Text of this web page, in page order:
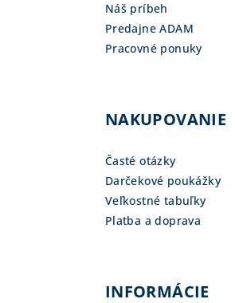
Náš príbeh
Predajne ADAM
Pracovné ponuky
NAKUPOVANIE
Časté otázky
Darčekové poukážky
Veľkostné tabuľky
Platba a doprava
INFORMÁCIE